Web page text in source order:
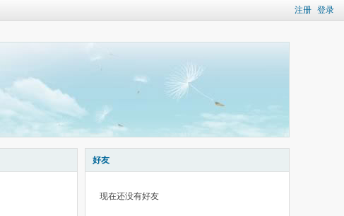
注册 登录
好友
现在还没有好友